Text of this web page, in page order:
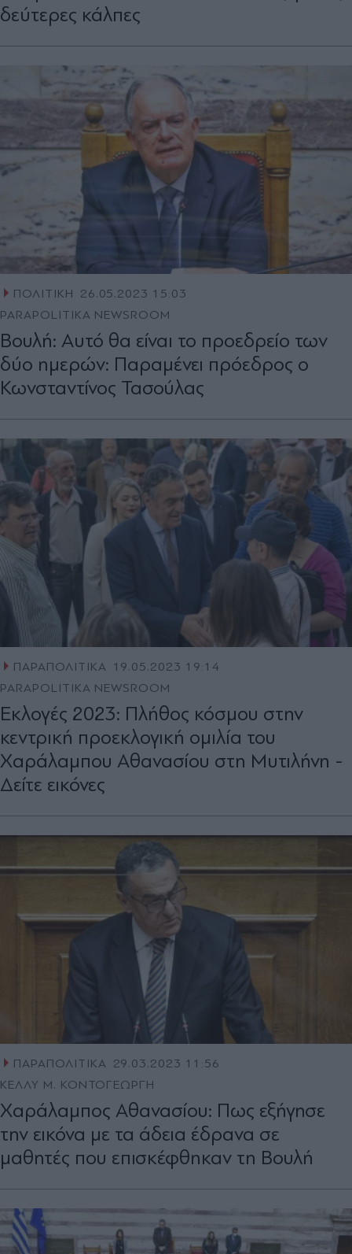
δεύτερες κάλπες
ΠΟΛΙΤΙΚΗ
26.05.2023 15:03
PARAPOLITIKA NEWSROOM
Βουλή: Αυτό θα είναι το προεδρείο των
δύο ημερών: Παραμένει πρόεδρος ο
Κωνσταντίνος Τασούλας
ΠΑΡΑΠΟΛΙΤΙΚΑ 19.05.2023 19:14
PARAPOLITIKA NEWSROOM
Εκλογές 2023: Πλήθος κόσμου στην
κεντρική προεκλογική ομιλία του
Χαράλαμπου Αθανασίου στη Μυτιλήνη -
Δείτε εικόνες
ΠΑΡΑΠΟΛΙΤΙΚΑ
29.03.2023 11:56
ΚΕΛΛΥ Μ. ΚΟΝΤΟΓΕΩΡΓΗ
Χαράλαμπος Αθανασίου: Πως εξήγησε
την εικόνα με τα άδεια έδρανα σε
μαθητές που επισκέφθηκαν τη Βουλή